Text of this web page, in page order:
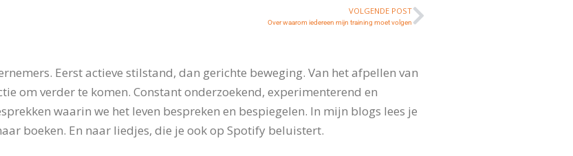
VOLGENDE POST
Over waarom iedereen mijn training moet volgen
Eerst actieve stilstand, dan gerichte beweging. Van het afpellen van
om verder te komen. Constant onderzoekend, experimenterend en
waarin we het leven bespreken en bespiegelen. In mijn blogs lees je
boeken. En naar liedjes, die je ook op Spotify beluistert.